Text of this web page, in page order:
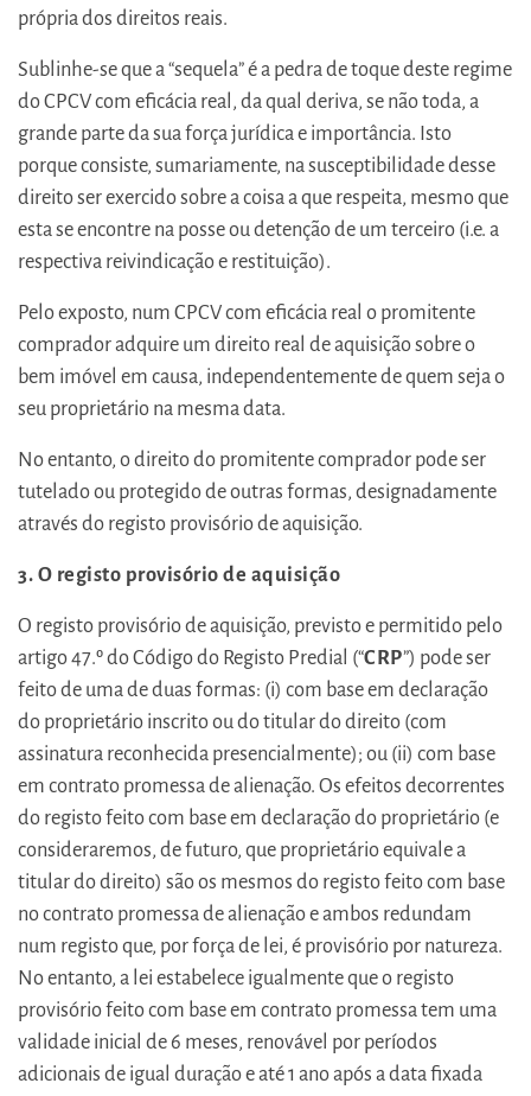
própria dos direitos reais.
Sublinhe-se que a “sequela” é a pedra de toque deste regime
do CPCV com eficácia real, da qual deriva, se não toda, a
grande parte da sua força jurídica e importância. Isto
porque consiste, sumariamente, na susceptibilidade desse
direito ser exercido sobre a coisa a que respeita, mesmo que
esta se encontre na posse ou detenção de um terceiro (i.e. a
respectiva reivindicação e restituição).
Pelo exposto, num CPCV com eficácia real o promitente
comprador adquire um direito real de aquisição sobre o
bem imóvel em causa, independentemente de quem seja o
seu proprietário na mesma data.
No entanto, o direito do promitente comprador pode ser
tutelado ou protegido de outras formas, designadamente
através do registo provisório de aquisição.
3. O registo provisório de aquisição
O registo provisório de aquisição, previsto e permitido pelo
artigo 47.º do Código do Registo Predial (“CRP”) pode ser
feito de uma de duas formas: (i) com base em declaração
do proprietário inscrito ou do titular do direito (com
assinatura reconhecida presencialmente); ou (ii) com base
em contrato promessa de alienação. Os efeitos decorrentes
do registo feito com base em declaração do proprietário (e
consideraremos, de futuro, que proprietário equivale a
titular do direito) são os mesmos do registo feito com base
no contrato promessa de alienação e ambos redundam
num registo que, por força de lei, é provisório por natureza.
No entanto, a lei estabelece igualmente que o registo
provisório feito com base em contrato promessa tem uma
validade inicial de 6 meses, renovável por períodos
adicionais de igual duração e até 1 ano após a data fixada